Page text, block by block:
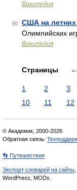
Википедия
90 США на летних
Олимпийских
Википедия
Страницы ←
1 2 3
10
11 12
© Академик, 2000-2026
Обратная связь:
👣 Путешествия
Экспорт словарей на сайты
WordPress, MODx.